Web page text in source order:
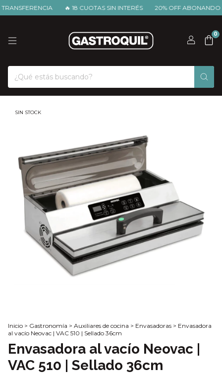
🔥 18 CUOTAS SIN INTERÉS 20% OFF ABONANDO
0
SIN STOCK
Inicio > Gastronomía > Auxiliares de cocina > Envasadoras > Envasadora
al vacío Neovac | VAC 510 | Sellado 36cm
Envasadora al vacío Neovac |
VAC 510 | Sellado 36cm